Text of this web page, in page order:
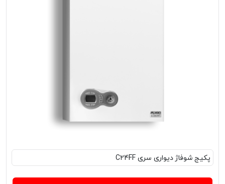
پکیج‌ شوفاژ دیواری سری C24FF